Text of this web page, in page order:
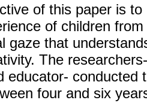
of this paper is
of children
gaze that
The
educator- conducted
four and six